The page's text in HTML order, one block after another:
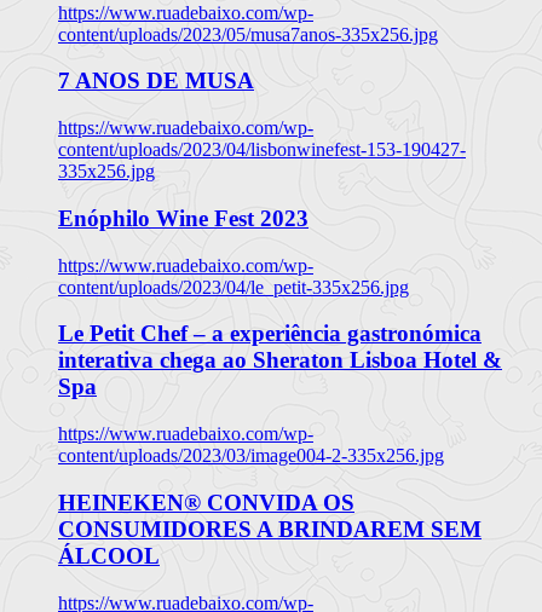
https://www.ruadebaixo.com/wp-
content/uploads/2023/05/musa7anos-335x256.jpg
7 ANOS DE MUSA
https://www.ruadebaixo.com/wp-
content/uploads/2023/04/lisbonwinefest-153-190427-
335x256.jpg
Enóphilo Wine Fest 2023
https://www.ruadebaixo.com/wp-
content/uploads/2023/04/le_petit-335x256.jpg
Le Petit Chef – a experiência gastronómica
interativa chega ao Sheraton Lisboa Hotel &
Spa
https://www.ruadebaixo.com/wp-
content/uploads/2023/03/image004-2-335x256.jpg
HEINEKEN® CONVIDA OS
CONSUMIDORES A BRINDAREM SEM
ÁLCOOL
https://www.ruadebaixo.com/wp-